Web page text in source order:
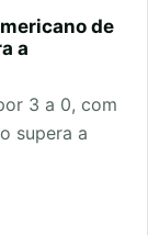
de
a
3 a 0, com
supera a